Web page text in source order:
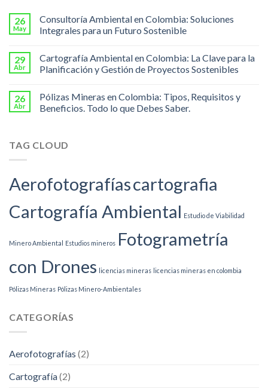
26
May
Consultoría Ambiental en Colombia: Soluciones
Integrales para un Futuro Sostenible
29
Abr
Cartografía Ambiental en Colombia: La Clave para la
Planificación y Gestión de Proyectos Sostenibles
26
Abr
Pólizas Mineras en Colombia: Tipos, Requisitos y
Beneficios. Todo lo que Debes Saber.
TAG CLOUD
Aerofotografíascartografia
Cartografía Ambiental Estudio de Viabilidad
Minero Ambiental Estudios mineros Fotogrametría
con Drones licencias mineras licencias mineras en colombia
Pólizas Mineras Pólizas Minero-Ambientales
CATEGORÍAS
Aerofotografías (2)
Cartografía(2)